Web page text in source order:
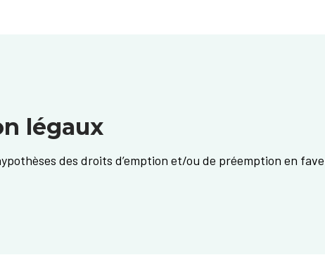
légaux
des droits d’emption et/ou de préemption en